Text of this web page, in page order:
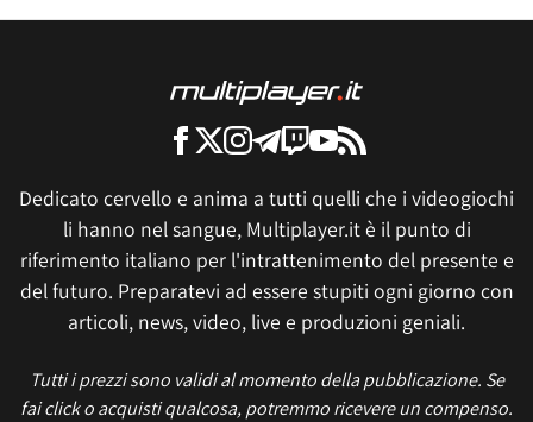
Dedicato cervello e anima a tutti quelli che i videogiochi
li hanno nel sangue, Multiplayer.it è il punto di
riferimento italiano per l'intrattenimento del presente e
del futuro. Preparatevi ad essere stupiti ogni giorno con
articoli, news, video, live e produzioni geniali.
Tutti i prezzi sono validi al momento della pubblicazione. Se
fai click o acquisti qualcosa, potremmo ricevere un compenso.